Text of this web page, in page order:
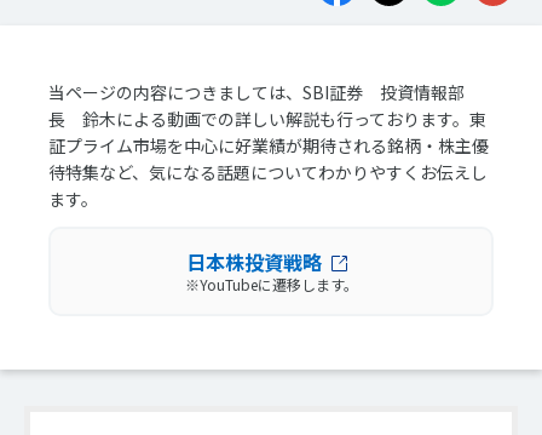
当ページの内容につきましては、SBI証券 投資情報部
長 鈴木による動画での詳しい解説も行っております。東
証プライム市場を中心に好業績が期待される銘柄・株主優
待特集など、気になる話題についてわかりやすくお伝えし
ます。
日本株投資戦略
※YouTubeに遷移します。